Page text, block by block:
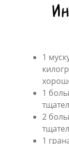
1
1
2
1